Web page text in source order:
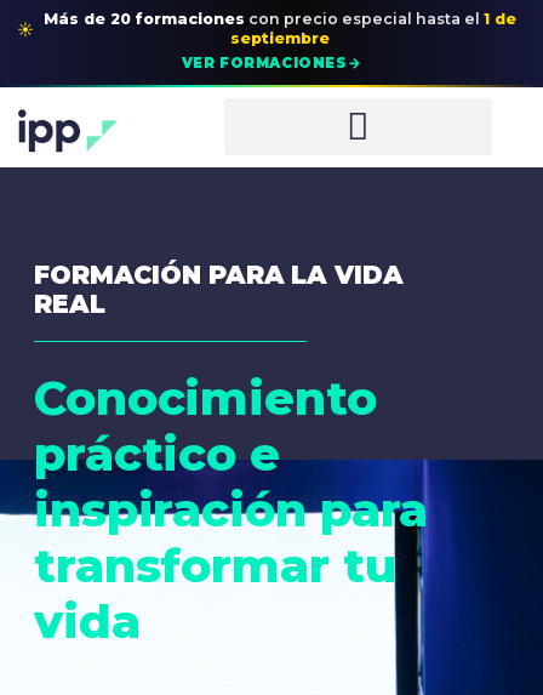
☀ Más de 20 formaciones con precio especial hasta el 1 de
septiembre
VER FORMACIONES →
FORMACIÓN PARA LA VIDA
REAL
Conocimiento
práctico e
inspiración para
transformar tu
vida